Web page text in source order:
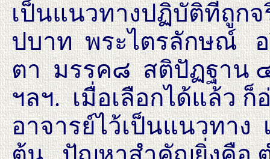
เป็นแนวทางปฏิบัติที่ถูก
ปบาท พระไตรลักษณ์
ตา มรรค๘ สติปัฏฐาน
ฯลฯ. เมื่อเลือกได้แล้ว
อาจารย์ไว้เป็นแนวทาง